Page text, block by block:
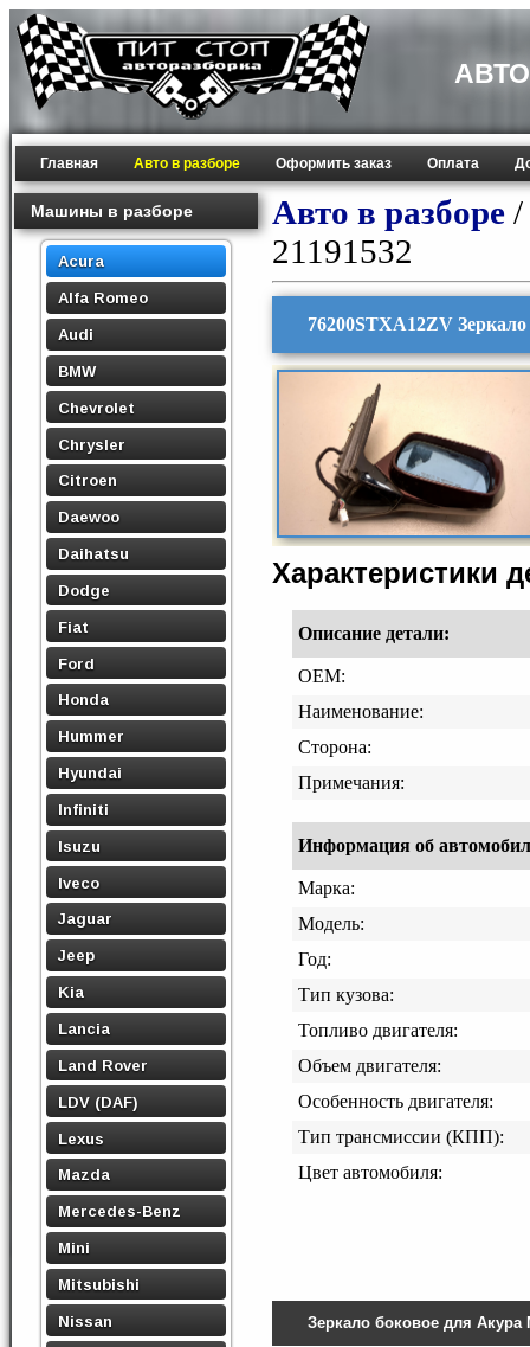
Главная Авто в разборе Оформить заказ Оплата
Машины в разборе
Acura
Alfa Romeo
Audi
BMW
Chevrolet
Chrysler
Citroen
Daewoo
Daihatsu
Dodge
Fiat
Ford
Honda
Hummer
Hyundai
Infiniti
Isuzu
Iveco
Jaguar
Jeep
Kia
Lancia
Land Rover
LDV (DAF)
Lexus
Mazda
Mercedes-Benz
Mini
Mitsubishi
Nissan
Авто в разборе /
21191532
76200STXA12ZV
Характеристики
Описание детали:
OEM:
Наименование:
Сторона:
Примечания:
Информация об
Марка:
Модель:
Год:
Тип кузова:
Топливо двигателя:
Объем двигателя:
Особенность двигателя:
Тип трансмиссии (КПП):
Цвет автомобиля:
Зеркало боковое для